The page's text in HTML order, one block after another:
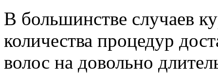
В большинстве случаев
количества процедур
волос на довольно